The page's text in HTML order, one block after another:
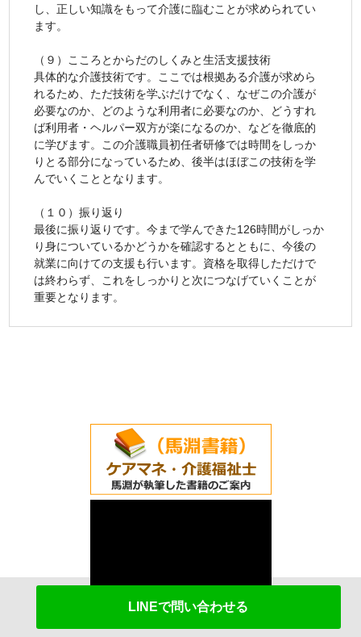
し、正しい知識をもって介護に臨むことが求められてい
ます。
（９）こころとからだのしくみと生活支援技術
具体的な介護技術です。ここでは根拠ある介護が求めら
れるため、ただ技術を学ぶだけでなく、なぜこの介護が
必要なのか、どのような利用者に必要なのか、どうすれ
ば利用者・ヘルパー双方が楽になるのか、などを徹底的
に学びます。この介護職員初任者研修では時間をしっか
りとる部分になっているため、後半はほぼこの技術を学
んでいくこととなります。
（１０）振り返り
最後に振り返りです。今まで学んできた126時間がしっか
り身についているかどうかを確認するとともに、今後の
就業に向けての支援も行います。資格を取得しただけで
は終わらず、これをしっかりと次につなげていくことが
重要となります。
LINEで問い合わせる